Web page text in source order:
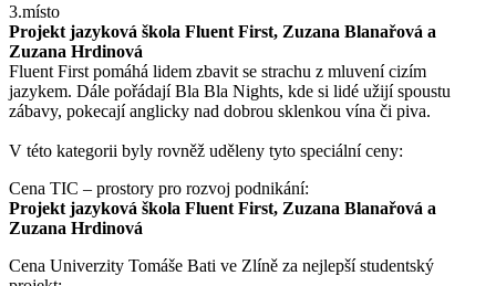
3.místo
Projekt jazyková škola Fluent First, Zuzana Blanařová a
Zuzana Hrdinová
Fluent First pomáhá lidem zbavit se strachu z mluvení cizím
jazykem. Dále pořádají Bla Bla Nights, kde si lidé užijí spoustu
zábavy, pokecají anglicky nad dobrou sklenkou vína či piva.
V této kategorii byly rovněž uděleny tyto speciální ceny:
Cena TIC – prostory pro rozvoj podnikání:
Projekt jazyková škola Fluent First, Zuzana Blanařová a
Zuzana Hrdinová
Cena Univerzity Tomáše Bati ve Zlíně za nejlepší studentský